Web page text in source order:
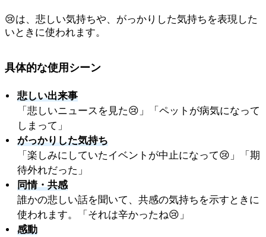
😢は、悲しい気持ちや、がっかりした気持ちを表現した
いときに使われます。
具体的な使用シーン
悲しい出来事
「悲しいニュースを見た😢」「ペットが病気になって
しまって」
がっかりした気持ち
「楽しみにしていたイベントが中止になって😢」「期
待外れだった」
同情・共感
誰かの悲しい話を聞いて、共感の気持ちを示すときに
使われます。「それは辛かったね😢」
感動